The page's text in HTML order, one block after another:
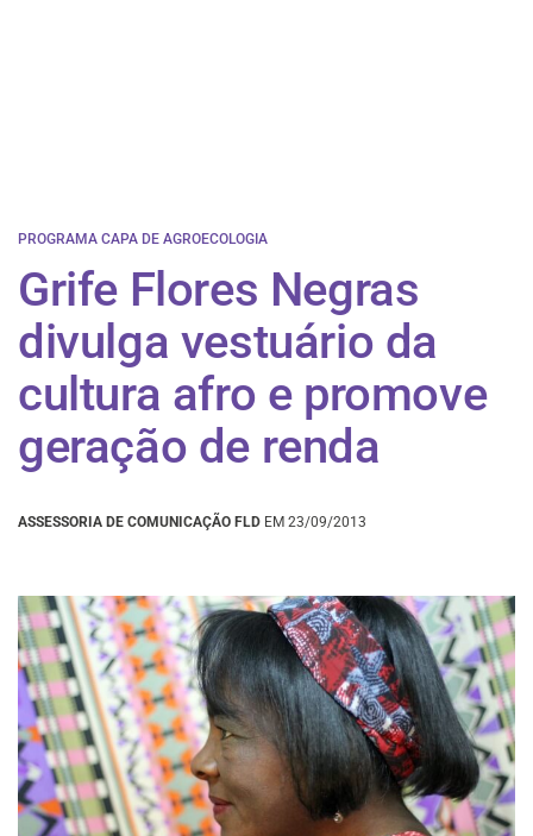
PROGRAMA CAPA DE AGROECOLOGIA
Grife Flores Negras
divulga vestuário da
cultura afro e promove
geração de renda
ASSESSORIA DE COMUNICAÇÃO FLD EM 23/09/2013